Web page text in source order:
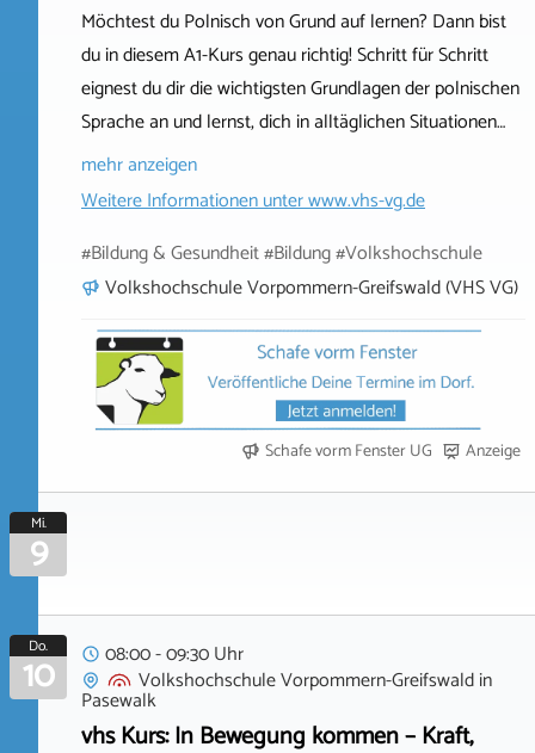
Möchtest du Polnisch von Grund auf lernen? Dann bist
du in diesem A1-Kurs genau richtig! Schritt für Schritt
eignest du dir die wichtigsten Grundlagen der polnischen
Sprache an und lernst, dich in alltäglichen Situationen…
mehr anzeigen
Weitere Informationen unterwww.vhs-vg.de
#Bildung & Gesundheit #Bildung #Volkshochschule
Volkshochschule Vorpommern-Greifswald (VHS VG)
Schafe vorm Fenster UG Anzeige
Mi.
9
Do.
10
08:00 - 09:30 Uhr
Volkshochschule Vorpommern-Greifswaldin
Pasewalk
vhs Kurs: In Bewegung kommen – Kraft,